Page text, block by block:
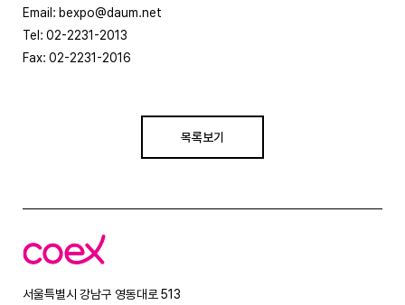
Email: bexpo@daum.net
Tel: 02-2231-2013
Fax: 02-2231-2016
목록보기
코
엑
서울특별시 강남구 영동대로 513